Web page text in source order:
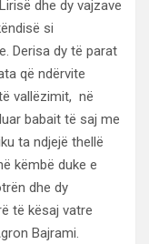
dhe dy vajzave
si
Derisa dy të parat
që ndërvite
vallëzimit, në
babait të saj me
ta ndjejë thellë
këmbë duke e
dhe dy
të kësaj vatre
Bajrami.